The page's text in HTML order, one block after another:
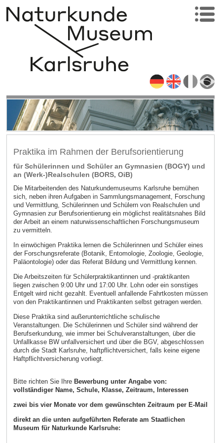
Praktika im Rahmen der Berufsorientierung
für Schülerinnen und Schüler an Gymnasien (BOGY) und
an (Werk-)Realschulen (BORS, OiB)
Die Mitarbeitenden des Naturkundemuseums Karlsruhe bemühen
sich, neben ihren Aufgaben in Sammlungsmanagement, Forschung
und Vermittlung, Schülerinnen und Schülern von Realschulen und
Gymnasien zur Berufsorientierung ein möglichst realitätsnahes Bild
der Arbeit an einem naturwissenschaftlichen Forschungsmuseum
zu vermitteln.
In einwöchigen Praktika lernen die Schülerinnen und Schüler eines
der Forschungsreferate (Botanik, Entomologie, Zoologie, Geologie,
Paläontologie) oder das Referat Bildung und Vermittlung kennen.
Die Arbeitszeiten für Schülerpraktikantinnen und -praktikanten
liegen zwischen 9:00 Uhr und 17:00 Uhr. Lohn oder ein sonstiges
Entgelt wird nicht gezahlt. Eventuell anfallende Fahrtkosten müssen
von den Praktikantinnen und Praktikanten selbst getragen werden.
Diese Praktika sind außerunterrichtliche schulische
Veranstaltungen. Die Schülerinnen und Schüler sind während der
Berufserkundung, wie immer bei Schulveranstaltungen, über die
Unfallkasse BW unfallversichert und über die BGV, abgeschlossen
durch die Stadt Karlsruhe, haftpflichtversichert, falls keine eigene
Haftpflichtversicherung vorliegt.
Bitte richten Sie Ihre Bewerbung unter Angabe von:
vollständiger Name, Schule, Klasse, Zeitraum, Interessen
zwei bis vier Monate vor dem gewünschten Zeitraum per E-Mail
direkt an die unten aufgeführten Referate am Staatlichen
Museum für Naturkunde Karlsruhe: